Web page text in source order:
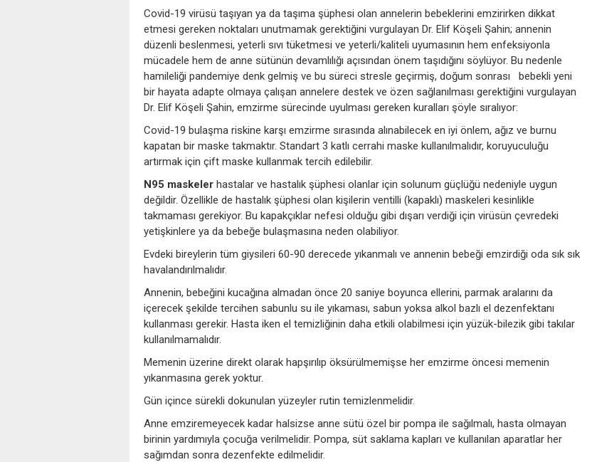
Covid-19 virüsü taşıyan ya da taşıma şüphesi olan annelerin bebeklerini emzirirken dikkat
etmesi gereken noktaları unutmamak gerektiğini vurgulayan Dr. Elif Köşeli Şahin; annenin
düzenli beslenmesi, yeterli sıvı tüketmesi ve yeterli/kaliteli uyumasının hem enfeksiyonla
mücadele hem de anne sütünün devamlılığı açısından önem taşıdığını söylüyor. Bu nedenle
hamileliği pandemiye denk gelmiş ve bu süreci stresle geçirmiş, doğum sonrası bebekli yeni
bir hayata adapte olmaya çalışan annelere destek ve özen sağlanılması gerektiğini vurgulayan
Dr. Elif Köşeli Şahin, emzirme sürecinde uyulması gereken kuralları şöyle sıralıyor:
Covid-19 bulaşma riskine karşı emzirme sırasında alınabilecek en iyi önlem, ağız ve burnu
kapatan bir maske takmaktır. Standart 3 katlı cerrahi maske kullanılmalıdır, koruyuculuğu
artırmak için çift maske kullanmak tercih edilebilir.
N95 maskeler hastalar ve hastalık şüphesi olanlar için solunum güçlüğü nedeniyle uygun
değildir. Özellikle de hastalık şüphesi olan kişilerin ventilli (kapaklı) maskeleri kesinlikle
takmaması gerekiyor. Bu kapakçıklar nefesi olduğu gibi dışarı verdiği için virüsün çevredeki
yetişkinlere ya da bebeğe bulaşmasına neden olabiliyor.
Evdeki bireylerin tüm giysileri 60-90 derecede yıkanmalı ve annenin bebeği emzirdiği oda sık sık
havalandırılmalıdır.
Annenin, bebeğini kucağına almadan önce 20 saniye boyunca ellerini, parmak aralarını da
içerecek şekilde tercihen sabunlu su ile yıkaması, sabun yoksa alkol bazlı el dezenfektanı
kullanması gerekir. Hasta iken el temizliğinin daha etkili olabilmesi için yüzük-bilezik gibi takılar
kullanılmamalıdır.
Memenin üzerine direkt olarak hapşırılıp öksürülmemişse her emzirme öncesi memenin
yıkanmasına gerek yoktur.
Gün içince sürekli dokunulan yüzeyler rutin temizlenmelidir.
Anne emziremeyecek kadar halsizse anne sütü özel bir pompa ile sağılmalı, hasta olmayan
birinin yardımıyla çocuğa verilmelidir. Pompa, süt saklama kapları ve kullanılan aparatlar her
sağımdan sonra dezenfekte edilmelidir.